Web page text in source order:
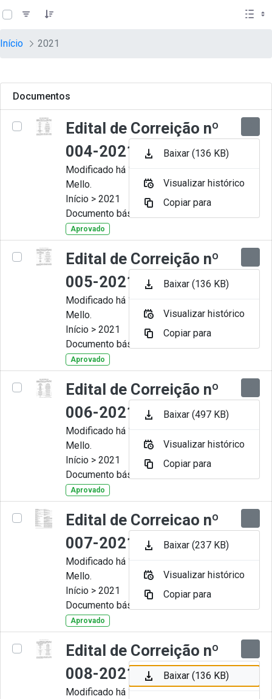
Pular para o Conteúdo principal
teste descricao
Início 2021
Documentos
Edital de Correição nº
004-2021
Modificado há 11 Meses por Artur
Mello.
Início > 2021
Documento básico
Aprovado
Edital de Correição nº
005-2021
Modificado há 11 Meses por Artur
Mello.
Início > 2021
Documento básico
Aprovado
Edital de Correição nº
006-2021
Modificado há 11 Meses por Artur
Mello.
Início > 2021
Documento básico
Aprovado
Edital de Correicao nº
007-2021
Modificado há 11 Meses por Artur
Mello.
Início > 2021
Documento básico
Aprovado
Edital de Correição nº
008-2021
Modificado há 11 Meses por Artur
Baixar (136 KB)
Visualizar histórico
Copiar para
Baixar (136 KB)
Visualizar histórico
Copiar para
Baixar (497 KB)
Visualizar histórico
Copiar para
Baixar (237 KB)
Visualizar histórico
Copiar para
Baixar (136 KB)